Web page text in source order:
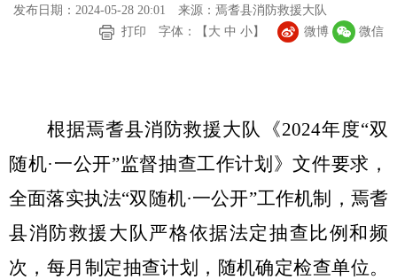
发布日期：2024-05-28 20:01
来源：焉耆县消防救援大队
打印
字体：【 大 中 小】 微博 微信
根据焉耆县消防救援大队《2024年度“双
随机·一公开”监督抽查工作计划》文件要求，
全面落实执法“双随机·一公开”工作机制，焉耆
县消防救援大队严格依据法定抽查比例和频
次，每月制定抽查计划，随机确定检查单位。